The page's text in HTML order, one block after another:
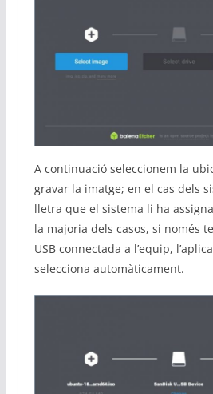
A continuació seleccionem la
gravar la imatge; en el cas dels
lletra que el sistema li ha
la majoria dels casos, si només
USB connectada a l’equip,
selecciona automàticament.